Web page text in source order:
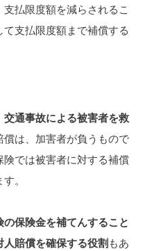
払限度額を減らされるこ
支払限度額まで補償する
交通事故による被害者を救
は、加害者が負うもので
では被害者に対する補償
。
の保険金を補てんすること
賠償を確保する役割もあ